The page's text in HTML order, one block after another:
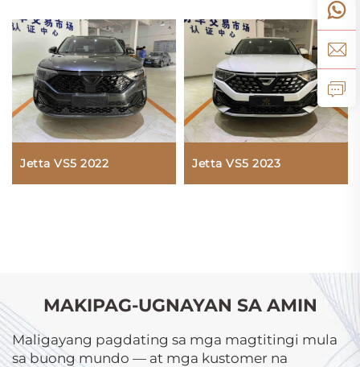
Jetta VS5 2022 Jetta VS5 2023
MAKIPAG-UGNAYAN SA AMIN
Maligayang pagdating sa mga magtitingi mula
sa buong mundo — at mga kustomer na